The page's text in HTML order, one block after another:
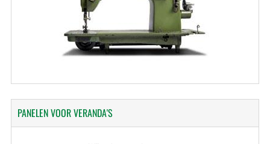
PANELENVOOR VERANDA'S